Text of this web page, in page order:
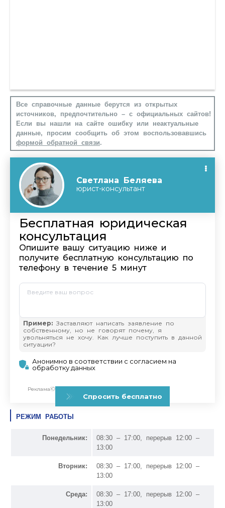
Все справочные данные берутся из открытых
источников, предпочтительно – с официальных сайтов!
Если вы нашли на сайте ошибку или неактуальные
данные, просим сообщить об этом воспользовавшись
формой обратной связи.
РЕЖИМ РАБОТЫ
Понедельник:
08:30 – 17:00, перерыв 12:00 –
13:00
Вторник:
08:30 – 17:00, перерыв 12:00 –
13:00
Среда:
08:30 – 17:00, перерыв 12:00 –
13:00